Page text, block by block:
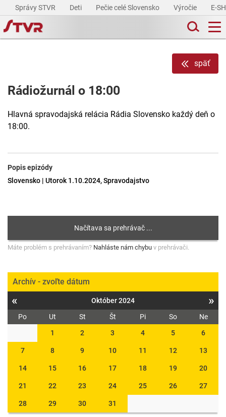
Správy STVR Deti Pečie celé Slovensko Výročie E-
späť
Rádiožurnál o 18:00
Hlavná spravodajská relácia Rádia Slovensko každý deň o
18:00.
Popis epizódy
Slovensko | Utorok 1.10.2024, Spravodajstvo
Máte problém s prehrávaním? Nahláste nám chybu v prehrávači.
Archív - zvoľte dátum
« Október 2024 »
Po Ut St Št Pi So
Ne
1
2 3 4 5 6
7 8 9 10 11 12 13
14 15 16 17 18 19 20
21 22 23 24 25 26 27
28 29 30 31